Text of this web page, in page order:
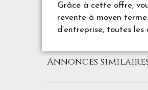
Grâce à cette offre,
revente à moyen
d’entreprise, toutes
Annonces